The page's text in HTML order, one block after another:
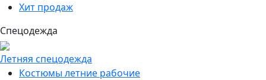
Хит продаж
Спецодежда
Летняя спецодежда
Костюмы летние рабочие